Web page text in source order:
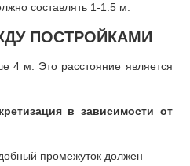
составлять 1-1.5 м.
ПОСТРОЙКАМИ
4 м. Это расстояние является
в зависимости от
промежуток должен